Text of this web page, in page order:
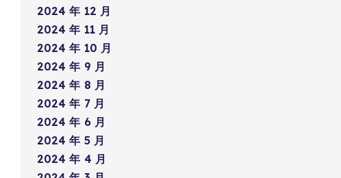
2024 年 12 月
2024 年 11 月
2024 年 10 月
2024 年 9 月
2024 年 8 月
2024 年 7 月
2024 年 6 月
2024 年 5 月
2024 年 4 月